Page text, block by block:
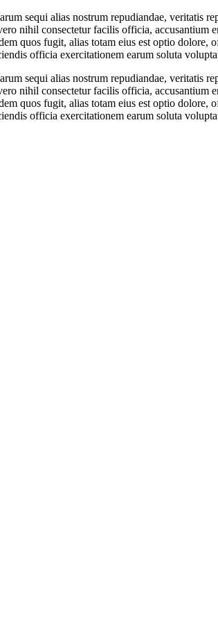
sequi alias nostrum repudiandae, veritatis
nihil consectetur facilis officia, accusantium
quos fugit, alias totam eius est optio dolore,
officia exercitationem earum soluta
sequi alias nostrum repudiandae, veritatis
nihil consectetur facilis officia, accusantium
quos fugit, alias totam eius est optio dolore,
officia exercitationem earum soluta